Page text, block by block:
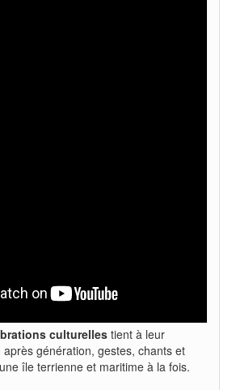
culturellestient à leur
génération, gestes, chants et
île terrienne et maritime à la fois.